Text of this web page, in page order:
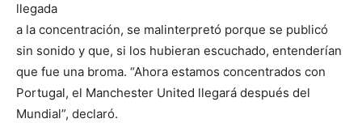
llegada
a la concentración, se malinterpretó porque se publicó
sin sonido y que, si los hubieran escuchado, entenderían
que fue una broma. “Ahora estamos concentrados con
Portugal, el Manchester United llegará después del
Mundial”, declaró.